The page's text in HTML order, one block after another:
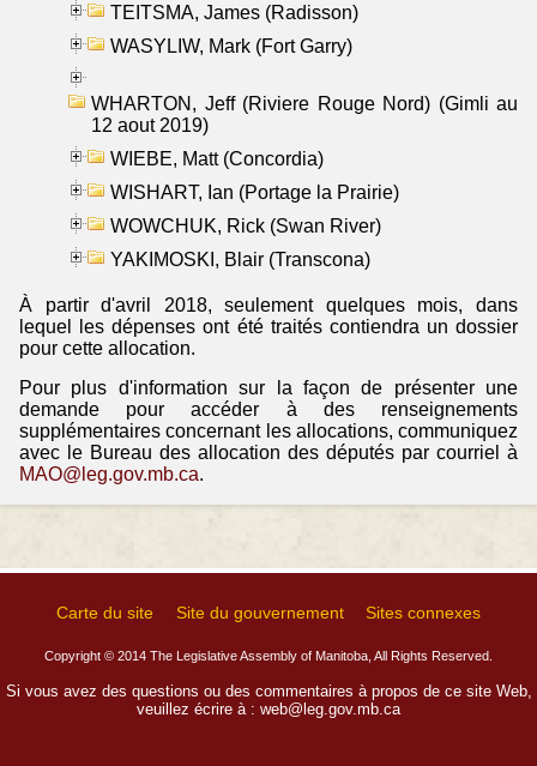
TEITSMA, James (Radisson)
WASYLIW, Mark (Fort Garry)
WHARTON, Jeff (Riviere Rouge Nord) (Gimli au
12 aout 2019)
WIEBE, Matt (Concordia)
WISHART, Ian (Portage la Prairie)
WOWCHUK, Rick (Swan River)
YAKIMOSKI, Blair (Transcona)
À partir d'avril 2018, seulement quelques mois, dans
lequel les dépenses ont été traités contiendra un dossier
pour cette allocation.
Pour plus d'information sur la façon de présenter une
demande pour accéder à des renseignements
supplémentaires concernant les allocations, communiquez
avec le Bureau des allocation des députés par courriel à
MAO@leg.gov.mb.ca.
Carte du site Site du gouvernement Sites connexes
Copyright © 2014 The Legislative Assembly of Manitoba, All Rights Reserved.
Si vous avez des questions ou des commentaires à propos de ce site Web,
veuillez écrire à : web@leg.gov.mb.ca